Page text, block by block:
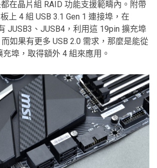
在晶片組 RAID 功能支援範疇內。附帶
上 4 組 USB 3.1 Gen 1 連接埠，在
JUSB3、JUSB4，利用這 19pin 擴充埠
如果有更多 USB 2.0 需求，那麼是能從
充埠，取得額外 4 組來應用。